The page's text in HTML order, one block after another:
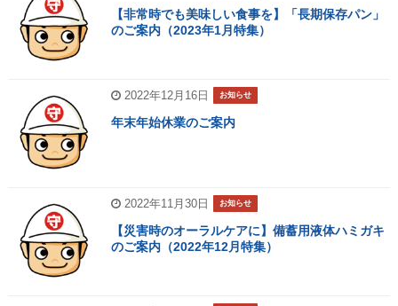
【非常時でも美味しい食事を】「長期保存パン」
のご案内（2023年1月特集）
2022年12月16日 お知らせ
年末年始休業のご案内
2022年11月30日 お知らせ
【災害時のオーラルケアに】備蓄用液体ハミガキ
のご案内（2022年12月特集）